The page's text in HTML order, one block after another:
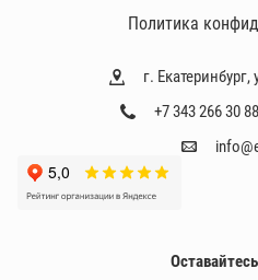
г.
+7 343 266 30 88
Политика